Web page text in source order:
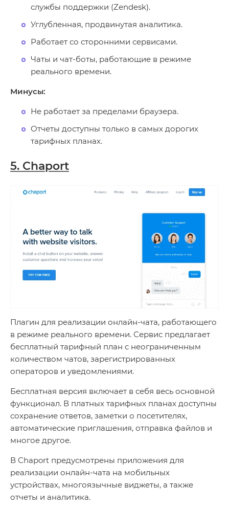
службы поддержки (Zendesk).
Углубленная, продвинутая аналитика.
Работает со сторонними сервисами.
Чаты и чат-боты, работающие в режиме
реального времени.
Минусы:
Не работает за пределами браузера.
Отчеты доступны только в самых дорогих
тарифных планах.
5. Chaport
Плагин для реализации онлайн-чата, работающего
в режиме реального времени. Сервис предлагает
бесплатный тарифный план с неограниченным
количеством чатов, зарегистрированных
операторов и уведомлениями.
Бесплатная версия включает в себя весь основной
функционал. В платных тарифных планах доступны
сохранение ответов, заметки о посетителях,
автоматические приглашения, отправка файлов и
многое другое.
В Chaport предусмотрены приложения для
реализации онлайн-чата на мобильных
устройствах, многоязычные виджеты, а также
отчеты и аналитика.